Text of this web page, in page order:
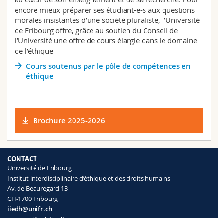
Sciences et médecine
Interfacultaire
Collaborateurs
Doctorants
Webmail
Programme des cours
encore mieux préparer ses étudiant-e-s aux questions
morales insistantes d’une société pluraliste, l’Université
de Fribourg offre, grâce au soutien du Conseil de
l’Université une offre de cours élargie dans le domaine
de l’éthique.
Cours soutenus par le pôle de compétences en
éthique
Brochure 2025-2026
CONTACT
Université de Fribourg
Institut interdisciplinaire d’éthique et des droits humains
Av. de Beauregard 13
CH-1700 Fribourg
iiedh@unifr.ch